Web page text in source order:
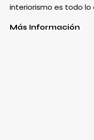
interiorismo es todo lo
Más Información